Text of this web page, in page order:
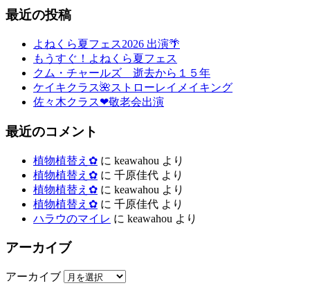
最近の投稿
よねくら夏フェス2026 出演🌴
もうすぐ！よねくら夏フェス
クム・チャールズ 逝去から１５年
ケイキクラス🌺ストローレイメイキング
佐々木クラス❤敬老会出演
最近のコメント
植物植替え✿ に keawahou より
植物植替え✿ に 千原佳代 より
植物植替え✿ に keawahou より
植物植替え✿ に 千原佳代 より
ハラウのマイレ に keawahou より
アーカイブ
アーカイブ